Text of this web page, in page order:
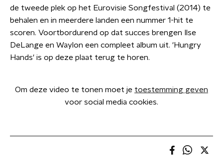
de tweede plek op het Eurovisie Songfestival (2014) te
behalen en in meerdere landen een nummer 1-hit te
scoren. Voortbordurend op dat succes brengen Ilse
DeLange en Waylon een compleet album uit. 'Hungry
Hands' is op deze plaat terug te horen.
Om deze video te tonen moet je toestemming geven
voor social media cookies.